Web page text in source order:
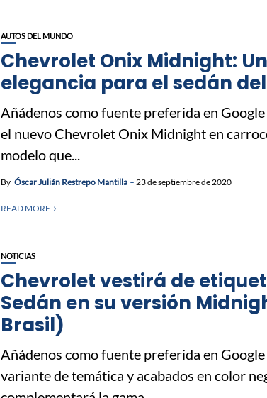
AUTOS DEL MUNDO
Chevrolet Onix Midnight:
elegancia para el sedán
Añádenos como fuente preferida en
el nuevo Chevrolet Onix Midnight en
modelo que...
By Óscar Julián Restrepo Mantilla 23 de septiembre de 2020
READ MORE
NOTICIAS
Chevrolet vestirá de
Sedán en su versión
Brasil)
Añádenos como fuente preferida en
variante de temática y acabados en color